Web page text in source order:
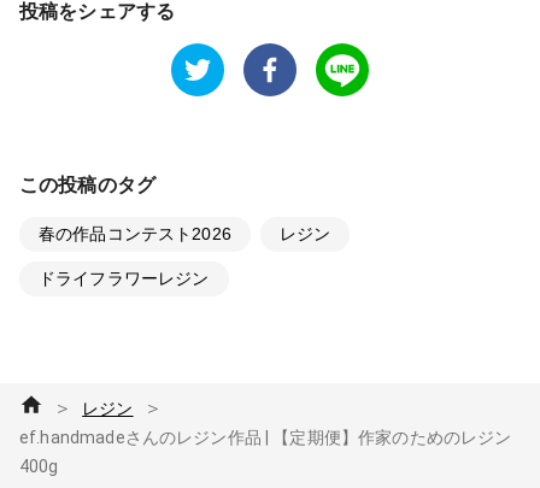
投稿をシェアする
この投稿のタグ
春の作品コンテスト2026 レジン
ドライフラワーレジン
＞ レジン ＞
ef.handmadeさんのレジン作品 | 【定期便】作家のためのレジン
400g